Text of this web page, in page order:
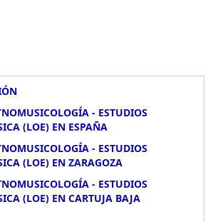
- ESTUDIOS
(LOE) EN ESPAÑA
- ESTUDIOS
(LOE) EN ZARAGOZA
- ESTUDIOS
(LOE) EN CARTUJA BAJA